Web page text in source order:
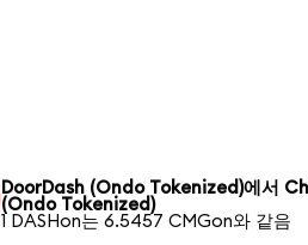
DoorDash (Ondo Tokenized)에서
(Ondo Tokenized)
1 DASHon는 6.5457 CMGon와 같음